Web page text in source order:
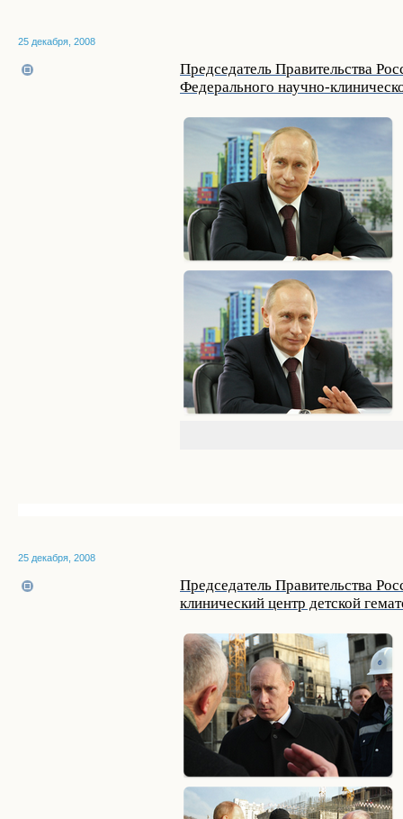
25 декабря, 2008
Председатель Правительства
Федерального научно-
25 декабря, 2008
Председатель Правительства
клинический центр детской